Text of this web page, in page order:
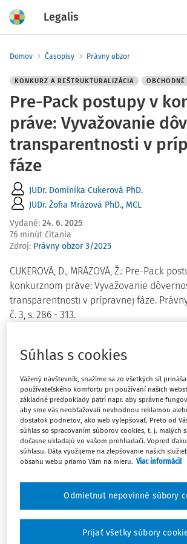
Legalis
Domov Časopisy Právny obzor
KONKURZ A REŠTRUKTURALIZÁCIA OBCHODNÉ
Pre-Pack postupy v
práve: Vyvažovanie
transparentnosti v
fáze
JUDr. Dominika Cukerová PhD.
JUDr. Žofia Mrázová PhD., MCL
Vydané: 24. 6. 2025
76 minút čítania
Zdroj: Právny obzor 3/2025
CUKEROVÁ, D., MRÁZOVÁ, Ž.: Pre-Pack
konkurznom práve: Vyvažovanie
transparentnosti v prípravnej fáze.
č. 3, s. 286 - 313.
Pre-Pack Procedures in Insolvency Law:
Confidentiality and Transparency in the
Phase.Pre-pack procedures represent a
arrangement in which the sale of a
assets is negotiated with a purchaser
of insolvency proceedings. Although
applied in numerous countries, even
legislative regulation, pre-pack
a recently published Directive Proposal.
provides a comprehensive overview of
procedures and their application in
proceedings, with a primary focus on the
Máte predplatné?
Súhlas s cookies
Vážený návštevník, snažíme sa zo všetkých síl
používateľského komfortu pri používaní našich
základné predpoklady patrí napr. aby správne
aby sme vás neobťažovali nevhodnou reklamou
dostatok podnetov, ako web vylepšovať. Preto od
súhlas so spracovaním súborov cookies, t. j. malých
dočasne ukladajú vo vašom prehliadači. Vopred
súhlasu. Dáta využijeme na zlepšovanie našich
obsahu webu priamo Vám na mieru. Viac informácií
Odmietnut nepovinné súbory
Prijať všetky súbory